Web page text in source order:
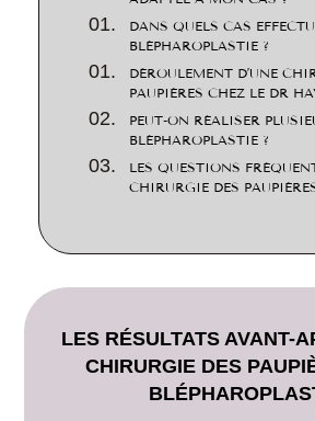
DANS QUELS CAS
BLÉPHAROPLASTIE ?
DÉROULEMENT D’UNE
PAUPIÈRES CHEZ LE DR
PEUT-ON RÉALISER
BLÉPHAROPLASTIE ?
LES QUESTIONS
CHIRURGIE DES
LES RÉSULTATS AVANT-
CHIRURGIE DES